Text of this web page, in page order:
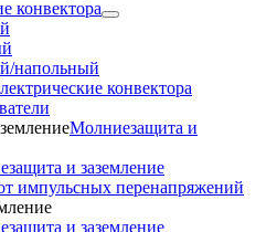
напольный
конвектора
Молниезащита и
и заземление
импульсных перенапряжений
и заземление